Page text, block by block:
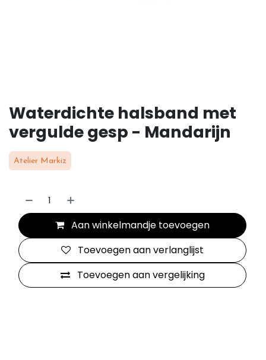
Waterdichte halsband met
vergulde gesp - Mandarijn
Atelier Markiz
Aan winkelmandje toevoegen
Toevoegen aan vergelijking
Toevoegen aan verlanglijst